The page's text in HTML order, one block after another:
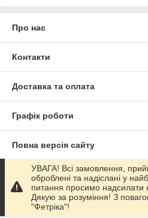
Про нас
Контакти
Доставка та оплата
Графік роботи
Повна версія сайту
Сайт створено на маркетплейсі
Політика конфіденційності
УВАГА! Всі замовлення,
оброблені та надіслані у
питання просимо надсилати
Дякую за розуміння! З
"Фетріка"!